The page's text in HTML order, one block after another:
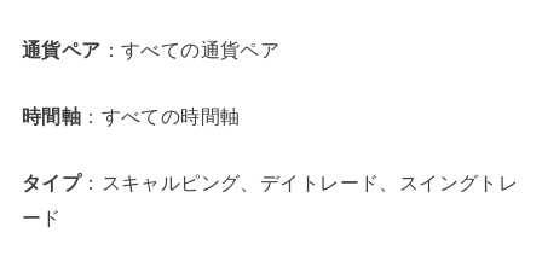
通貨ペア ：すべての通貨ペア
時間軸 ：すべての時間軸
タイプ：スキャルピング、デイトレード、スイングトレ
ード